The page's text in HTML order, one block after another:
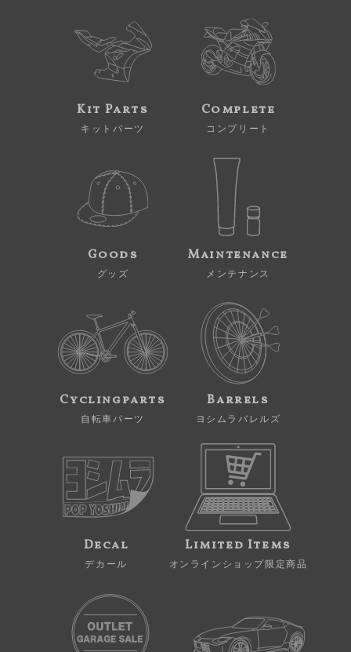
Kit Parts
キットパーツ
Complete
コンプリート
Goods
グッズ
Maintenance
メンテナンス
Cyclingparts
自転車パーツ
Barrels
ヨシムラバレルズ
Decal
デカール
Limited Items
オンラインショップ限定商品